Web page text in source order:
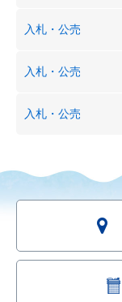
入札・公売
入札・公売
入札・公売